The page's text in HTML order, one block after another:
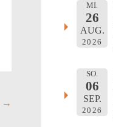
→
MI.
26
AUG.
2026
SO.
06
SEP.
2026